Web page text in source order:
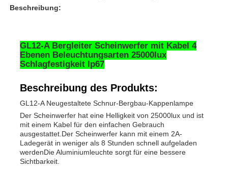
Startseite
Beschreibung:
GL12-A Bergleiter Scheinwerfer mit Kabel 4
Ebenen Beleuchtungsarten 25000lux
Schlagfestigkeit Ip67
Beschreibung des Produkts:
GL12-A Neugestaltete Schnur-Bergbau-Kappenlampe
Der Scheinwerfer hat eine Helligkeit von 25000lux und ist
mit einem Kabel für den einfachen Gebrauch
ausgestattet.Der Scheinwerfer kann mit einem 2A-
Ladegerät in weniger als 8 Stunden schnell aufgeladen
werdenDie Aluminiumleuchte sorgt für eine bessere
Sichtbarkeit.